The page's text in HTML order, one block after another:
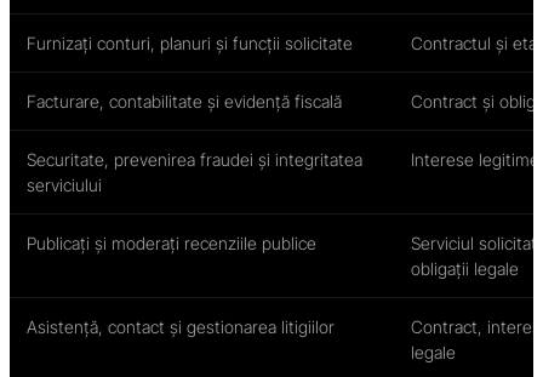
Furnizați conturi, planuri și funcții solicitate Contractul și
Facturare, contabilitate și evidență fiscală Contract și
Securitate, prevenirea fraudei și integritatea
serviciului
Interese
Publicați și moderați recenziile publice
Serviciul
obligații legale
Asistență, contact și gestionarea litigiilor
Contract,
legale